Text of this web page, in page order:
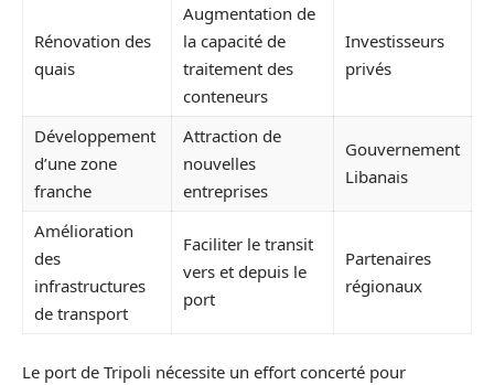
Rénovation des
quais
Augmentation de
la capacité de
traitement des
conteneurs
Investisseurs
privés
Développement
d’une zone
franche
Attraction de
nouvelles
entreprises
Gouvernement
Libanais
Amélioration
des
infrastructures
de transport
Faciliter le transit
vers et depuis le
port
Partenaires
régionaux
Le port de Tripoli nécessite un effort concerté pour